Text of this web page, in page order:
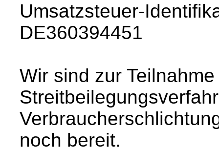
Umsatzsteuer-
DE360394451
Wir sind zur
noch bereit.